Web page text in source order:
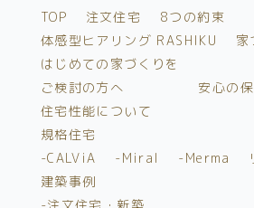
TOP 注文住宅
8つの約束
体感型ヒアリング RASHIKU
家
はじめての家づくりを
ご検討の方へ
安心の
住宅性能について
規格住宅
-CALViA
-Miral -Merma
建築事例
-注文住宅・新築